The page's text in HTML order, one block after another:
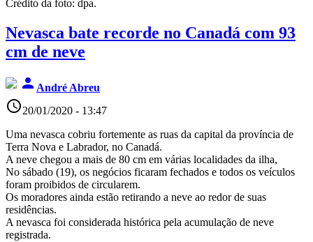
Crédito da foto: dpa.
Nevasca bate recorde no Canadá com 93
cm de neve
person André Abreu
access_time20/01/2020 - 13:47
Uma nevasca cobriu fortemente as ruas da capital da província de
Terra Nova e Labrador, no Canadá.
A neve chegou a mais de 80 cm em várias localidades da ilha,
No sábado (19), os negócios ficaram fechados e todos os veículos
foram proibidos de circularem.
Os moradores ainda estão retirando a neve ao redor de suas
residências.
A nevasca foi considerada histórica pela acumulação de neve
registrada.